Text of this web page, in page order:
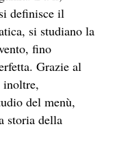
definisce il
si studiano la
fino
Grazie al
inoltre,
del menù,
storia della